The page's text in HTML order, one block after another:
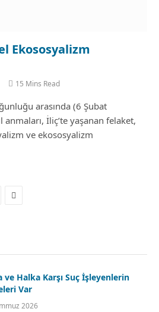
Ekososyalizm
15 Mins Read
arasında (6 Şubat
İliç’te yaşanan felaket,
ve ekososyalizm
Next
ve Halka Karşı Suç İşleyenlerin
Var
2026